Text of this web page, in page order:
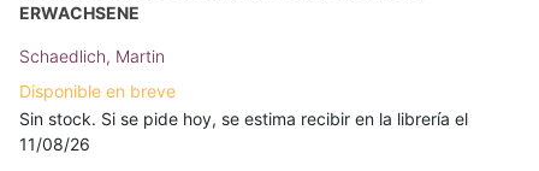
ERWACHSENE
Schaedlich, Martin
Disponible en breve
Sin stock. Si se pide hoy, se estima recibir en la librería el
11/08/26